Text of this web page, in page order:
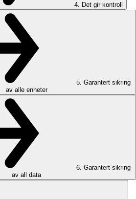
4. Det gir kontroll
5. Garantert sikring
av alle enheter
6. Garantert sikring
av all data